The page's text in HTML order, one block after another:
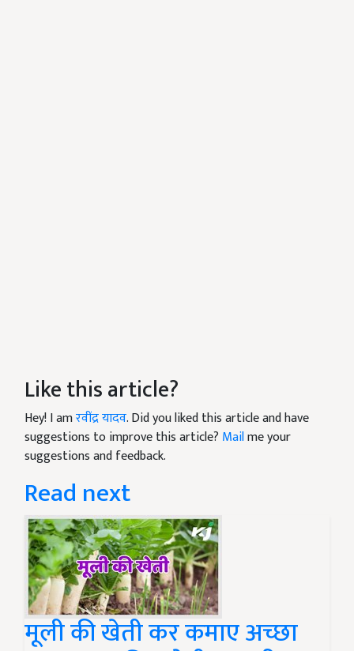
Like this article?
Hey! I amरवींद्र यादव. Did you liked this article and have
suggestions to improve this article? Mailme your
suggestions and feedback.
Read next
मूली की खेती कर कमाए अच्छा